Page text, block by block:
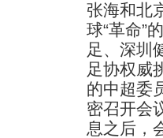
张海和北
球“革命”
足、深圳
足协权威
的中超委
密召开会
息之后，